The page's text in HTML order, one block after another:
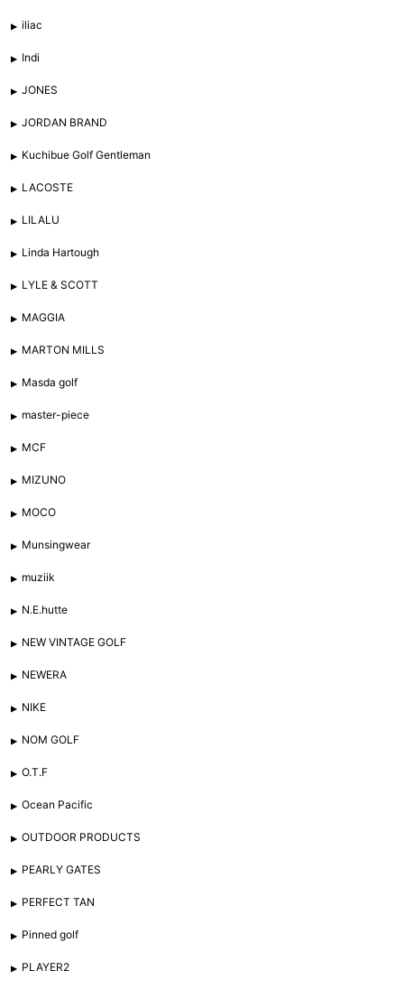
iliac
Indi
JONES
JORDAN BRAND
Kuchibue Golf Gentleman
LACOSTE
LILALU
Linda Hartough
LYLE & SCOTT
MAGGIA
MARTON MILLS
Masda golf
master-piece
MCF
MIZUNO
MOCO
Munsingwear
muziik
N.E.hutte
NEW VINTAGE GOLF
NEWERA
NIKE
NOM GOLF
O.T.F
Ocean Pacific
OUTDOOR PRODUCTS
PEARLY GATES
PERFECT TAN
Pinned golf
PLAYER2